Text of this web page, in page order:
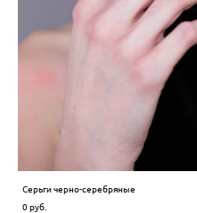
Серьги черно-cеребряные
0 pуб.